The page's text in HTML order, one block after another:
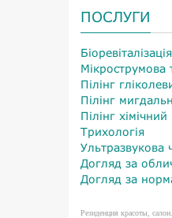
ПОСЛУГИ
Біоревіталізація
Мікрострумова
Пілінг
Пілінг
Пілінг хімічний
Трихологія
Ультразвукова
Догляд за
Догляд за
Резиденция красоты,